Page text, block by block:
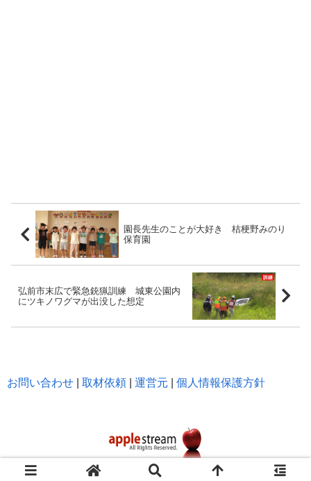
園長先生のことが大好き 桔梗野みのり
保育園
弘前市末広で緊急銃猟訓練 城東公園内
にツキノワグマが出没した想定
お問い合わせ 取材依頼 運営元 個人情報保護方針